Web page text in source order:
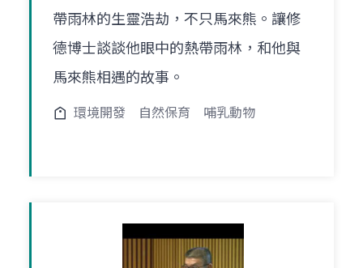
帶雨林的生靈浩劫，不只馬來熊。讓修
德博士談談他眼中的熱帶雨林，和他與
馬來熊相遇的故事。
環境開發 自然保育 哺乳動物